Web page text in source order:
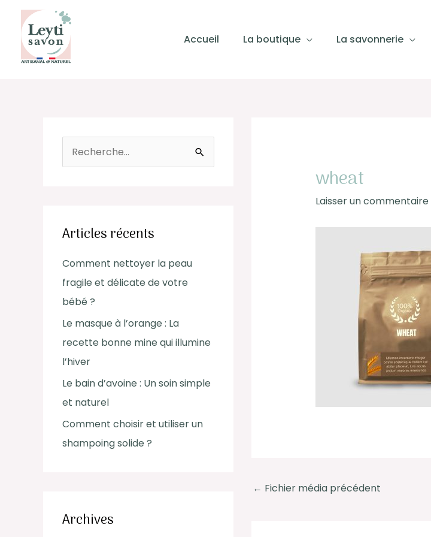
contenu
Accueil La boutique La savonnerie
e
c
h
e
r
:
Articles récents
Comment nettoyer la peau
fragile et délicate de votre
bébé ?
Le masque à l’orange : La
recette bonne mine qui illumine
l’hiver
Le bain d’avoine : Un soin simple
et naturel
Comment choisir et utiliser un
shampoing solide ?
Archives
wheat
Laisser un commentaire
← Fichier média précédent